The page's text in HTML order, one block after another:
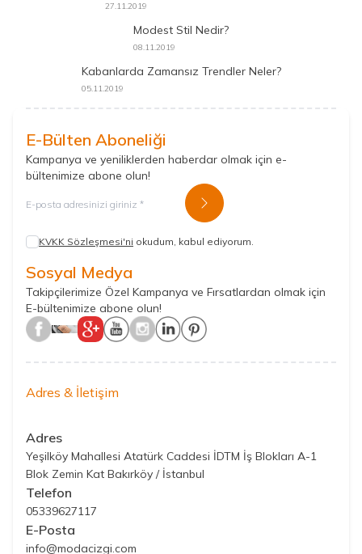
27.11.2019
Modest Stil Nedir?
08.11.2019
Kabanlarda Zamansız Trendler Neler?
05.11.2019
E-Bülten Aboneliği
Kampanya ve yeniliklerden haberdar olmak için e-
bültenimize abone olun!
Kayıt Ol
KVKK Sözleşmesi'ni okudum, kabul ediyorum.
Sosyal Medya
Takipçilerimize Özel Kampanya ve Fırsatlardan olmak için
E-bültenimize abone olun!
Adres & İletişim
Adres
Yeşilköy Mahallesi Atatürk Caddesi İDTM İş Blokları A-1
Blok Zemin Kat Bakırköy / İstanbul
Telefon
05339627117
E-Posta
info@modacizgi.com